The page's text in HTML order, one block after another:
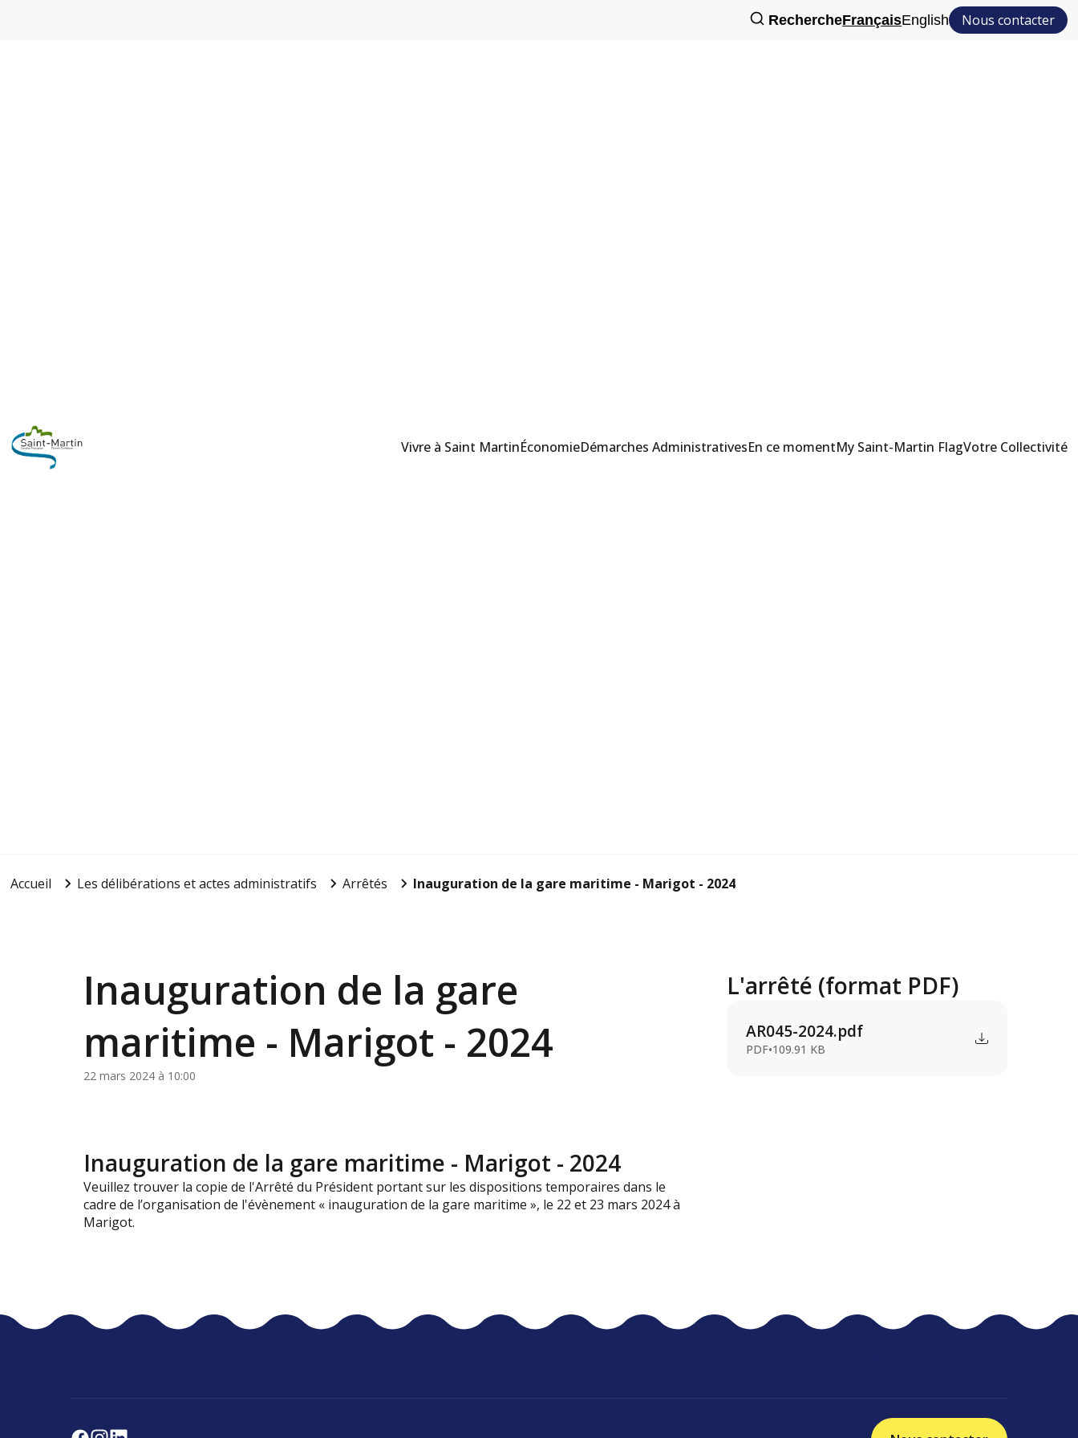
RechercheFrançaisEnglish Nous contacter
Vivre à Saint MartinÉconomieDémarches AdministrativesEn ce momentMy Saint-Martin FlagVotre Collectivité
Accueil Les délibérations et actes administratifs Arrêtés Inauguration de la gare maritime - Marigot - 2024
Inauguration de la gare
maritime - Marigot - 2024
22 mars 2024 à 10:00
Inauguration de la gare maritime - Marigot - 2024
Veuillez trouver la copie de l'Arrêté du Président portant sur les dispositions temporaires dans le
cadre de l’organisation de l'évènement « inauguration de la gare maritime », le 22 et 23 mars 2024 à
Marigot.
L'arrêté (format PDF)
AR045-2024.pdf
PDF•109.91 KB